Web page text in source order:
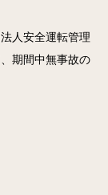
人安全運転管理
期間中無事故の